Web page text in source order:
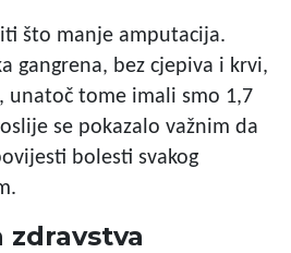
što manje amputacija.
gangrena, bez cjepiva i krvi,
unatoč tome imali smo 1,7
se pokazalo važnim da
bolesti svakog
zdravstva